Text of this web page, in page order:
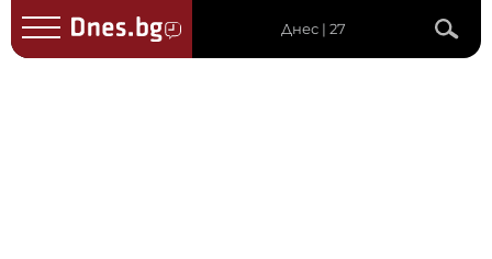
Днес | 27